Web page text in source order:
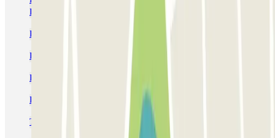
Parclick
Parking Terminal 2 Aéroport Marseille | Parclick
Parking Terminal 1 Aéroport Marseille | Parclick
Parking Aix TGV (Gare) | Parclick
Parking croisière Marseille pas cher | Réservation en ligne
Trouver un parking au Dock des Suds de Marseille